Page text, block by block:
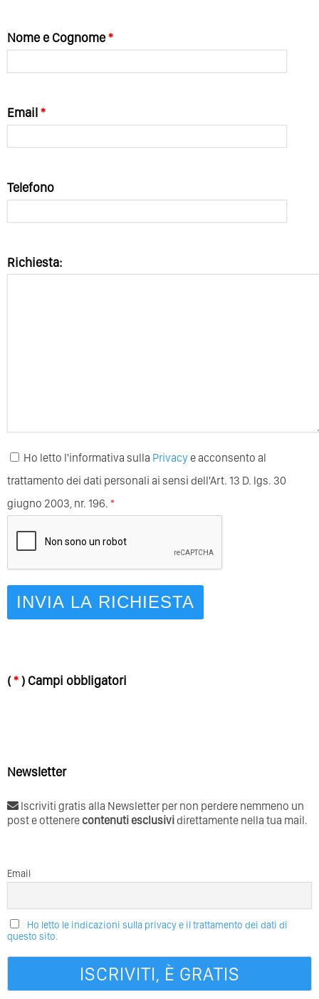
Nome e Cognome*
Email*
Telefono
Richiesta:
Ho letto l'informativa sulla Privacye acconsento al
trattamento dei dati personali ai sensi dell'Art. 13 D. lgs. 30
giugno 2003, nr. 196. *
(*) Campi obbligatori
Newsletter
Iscriviti gratis alla Newsletter per non perdere nemmeno un
post e ottenerecontenuti esclusividirettamente nella tua mail.
Email
Ho letto le indicazioni sulla privacy e il trattamento dei dati di
questo sito.